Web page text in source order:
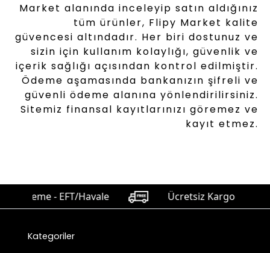
Market alanında inceleyip satın aldığınız
tüm ürünler, Flipy Market kalite
güvencesi altındadır. Her biri dostunuz ve
sizin için kullanım kolaylığı, güvenlik ve
içerik sağlığı açısından kontrol edilmiştir.
Ödeme aşamasında bankanızın şifreli ve
güvenli ödeme alanına yönlendirilirsiniz.
Sitemiz finansal kayıtlarınızı göremez ve
kayıt etmez.
Ödeme - EFT/Havale Ücretsiz Kargo -
Kategoriler